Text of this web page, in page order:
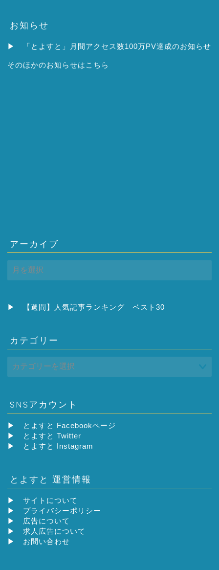
お知らせ
▶ 「とよすと」月間アクセス数100万PV達成のお知らせ
そのほかのお知らせはこちら
アーカイブ
ー
ブ
▶ 【週間】人気記事ランキング ベスト30
カテゴリー
SNSアカウント
▶
とよすと Facebookページ
▶
とよすと Twitter
▶
とよすと Instagram
とよすと 運営情報
▶ サイトについて
▶ プライバシーポリシー
▶ 広告について
▶ 求人広告について
▶ お問い合わせ